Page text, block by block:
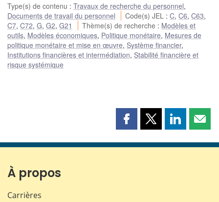
Type(s) de contenu : Travaux de recherche du personnel,
Documents de travail du personnel
Code(s) JEL :C,C6,C63,
C7, C72, G, G2, G21 Thème(s) de recherche : Modèles et
outils, Modèles économiques, Politique monétaire, Mesures de
politique monétaire et mise en œuvre, Système financier,
Institutions financières et intermédiation, Stabilité financière et
risque systémique
Partager
page
Partager
page
Partager
page page
À propos
Carrières